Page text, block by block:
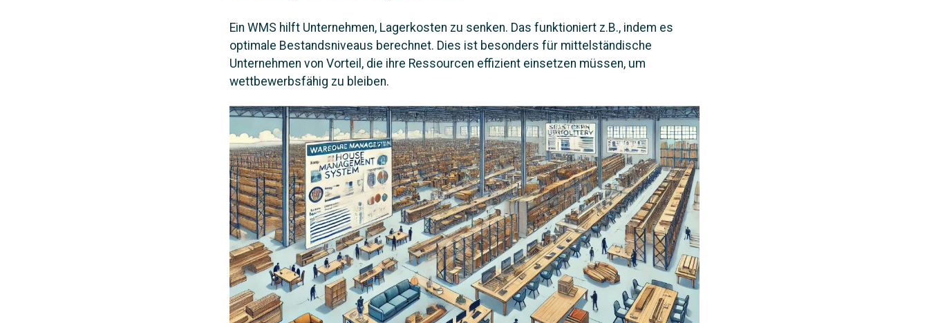
Ein WMS hilft Unternehmen, Lagerkosten zu senken. Das funktioniert z.B., indem es
optimale Bestandsniveaus berechnet. Dies ist besonders für mittelständische
Unternehmen von Vorteil, die ihre Ressourcen effizient einsetzen müssen, um
wettbewerbsfähig zu bleiben.